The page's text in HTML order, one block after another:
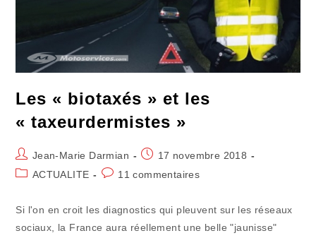
Les « biotaxés » et les
« taxeurdermistes »
Auteur/autrice
de
Jean-Marie Darmian
Publication
17 novembre 2018
PostACTUALITE
Commentaires
publication :
11 commentaires
Si l'on en croit les diagnostics qui pleuvent sur les réseaux
sociaux, la France aura réellement une belle "jaunisse"